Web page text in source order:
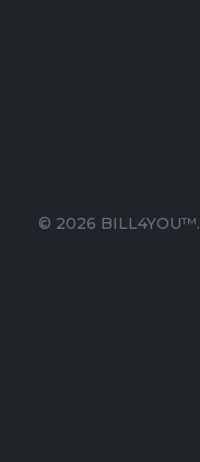
© 2026 BILL4YOU™.